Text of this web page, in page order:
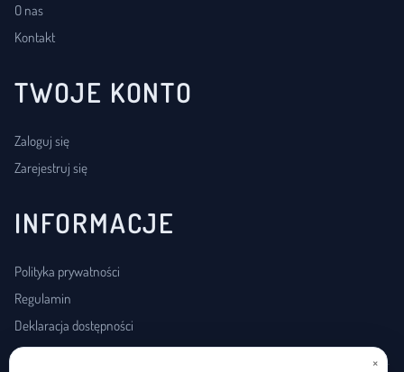
O nas
Kontakt
TWOJE KONTO
Zaloguj się
Zarejestruj się
INFORMACJE
Polityka prywatności
Regulamin
Deklaracja dostępności
×